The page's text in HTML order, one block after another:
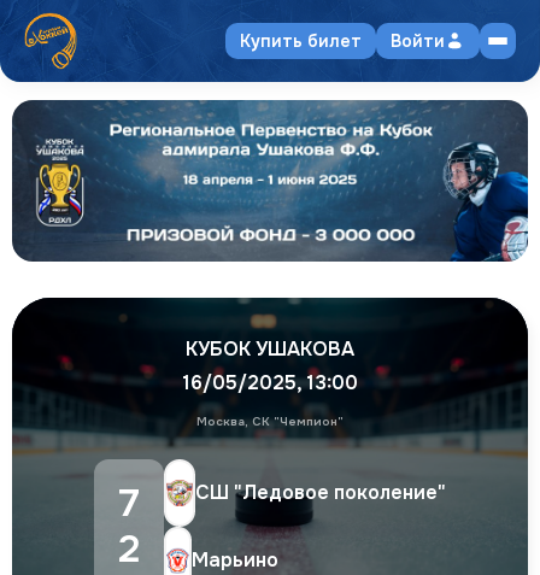
Купить билет Войти
КУБОК УШАКОВА
16/05/2025,13:00
Москва, СК "Чемпион"
7
2
СШ "Ледовое поколение"
Марьино